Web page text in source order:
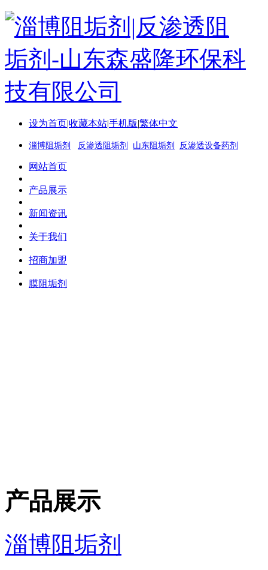
设为首页|收藏本站|手机版|繁体中文
淄博阻垢剂 反渗透阻垢剂 山东阻垢剂 反渗透设备药剂
网站首页
产品展示
新闻资讯
关于我们
招商加盟
膜阻垢剂
产品展示
淄博阻垢剂